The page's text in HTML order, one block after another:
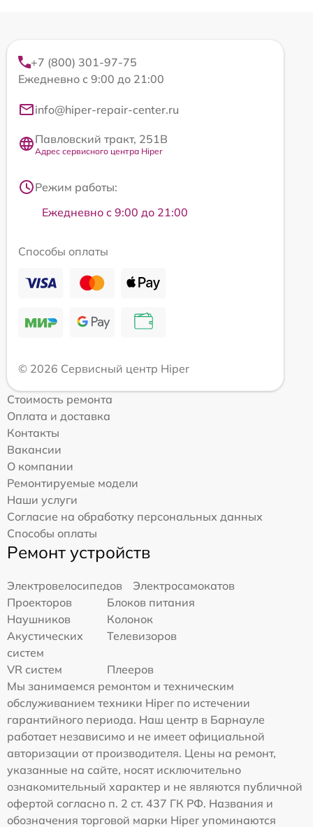
+7 (800) 301-97-75
Ежедневно с 9:00 до 21:00
info@hiper-repair-center.ru
Павловский тракт, 251В
Адрес сервисного центра Hiper
Режим работы:
Ежедневно с 9:00 до 21:00
Способы оплаты
© 2026 Сервисный центр Hiper
Стоимость ремонта
Оплата и доставка
Контакты
Вакансии
О компании
Ремонтируемые модели
Наши услуги
Согласие на обработку персональных данных
Способы оплаты
Ремонт устройств
Электровелосипедов
Электросамокатов
Проекторов
Блоков питания
Наушников
Колонок
Акустических
систем
Телевизоров
VR систем
Плееров
Мы занимаемся ремонтом и техническим
обслуживанием техники Hiper по истечении
гарантийного периода. Наш центр в Барнауле
работает независимо и не имеет официальной
авторизации от производителя. Цены на ремонт,
указанные на сайте, носят исключительно
ознакомительный характер и не являются публичной
офертой согласно п. 2 ст. 437 ГК РФ. Названия и
обозначения торговой марки Hiper упоминаются